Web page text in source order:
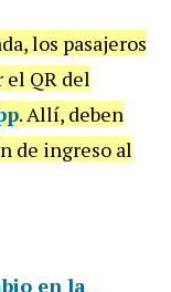
los pasajeros
QR del
. Allí, deben
de ingreso al
en la